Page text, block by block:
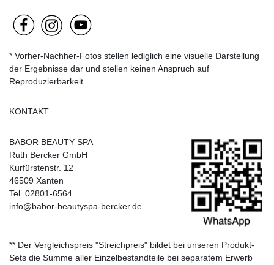
* Vorher-Nachher-Fotos stellen lediglich eine visuelle Darstellung
der Ergebnisse dar und stellen keinen Anspruch auf
Reproduzierbarkeit.
KONTAKT
BABOR BEAUTY SPA
Ruth Bercker GmbH
Kurfürstenstr. 12
46509 Xanten
Tel. 02801-6564
info@babor-beautyspa-bercker.de
** Der Vergleichspreis "Streichpreis" bildet bei unseren Produkt-
Sets die Summe aller Einzelbestandteile bei separatem Erwerb